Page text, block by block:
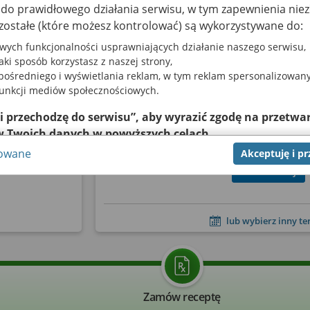
terminarza
Wizyta NFZ
10 sierpnia 2026
za 4 dni
15:15
lub wybierz inny
Zamów receptę
prawidłowego działania serwisu, w tym zapewnienia
(które możesz kontrolować) są wykorzystywane do:
funkcjonalności usprawniających działanie naszego serwisu,
sposób korzystasz z naszej strony,
i wyświetlania reklam, w tym reklam
mediów społecznościowych.
do serwisu”, aby wyrazić zgodę na
danych w powyższych celach.
zgody jest dobrowolne, a wyrażoną zgodę możesz w
na przetwarzanie Twoich danych tylko w niektórych
zaawansowanych”.
temat wykorzystywania narzędzi zewnętrznych w naszym
Akceptuję i